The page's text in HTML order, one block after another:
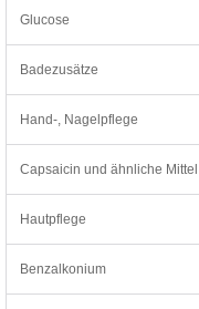
Glucose
Badezusätze
Hand-, Nagelpflege
Capsaicin und ähnliche Mittel
Hautpflege
Benzalkonium